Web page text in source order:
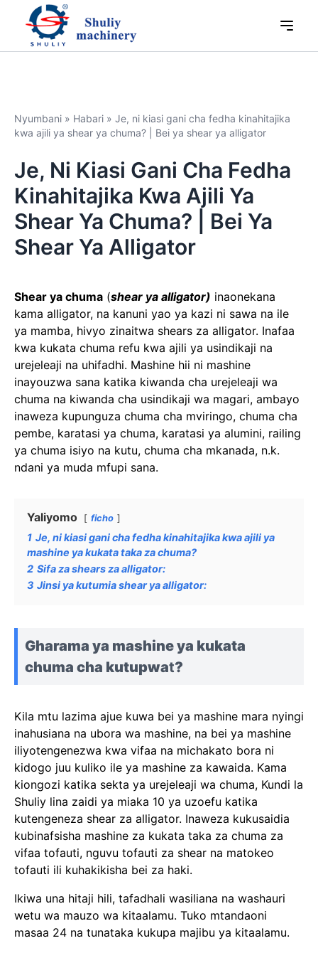
Nyumbani » Habari » Je, ni kiasi gani cha fedha kinahitajika
kwa ajili ya shear ya chuma? | Bei ya shear ya alligator
Je, Ni Kiasi Gani Cha Fedha
Kinahitajika Kwa Ajili Ya
Shear Ya Chuma? | Bei Ya
Shear Ya Alligator
Shear ya chuma (shear ya alligator) inaonekana
kama alligator, na kanuni yao ya kazi ni sawa na ile
ya mamba, hivyo zinaitwa shears za alligator. Inafaa
kwa kukata chuma refu kwa ajili ya usindikaji na
urejeleaji na uhifadhi. Mashine hii ni mashine
inayouzwa sana katika kiwanda cha urejeleaji wa
chuma na kiwanda cha usindikaji wa magari, ambayo
inaweza kupunguza chuma cha mviringo, chuma cha
pembe, karatasi ya chuma, karatasi ya alumini, railing
ya chuma isiyo na kutu, chuma cha mkanada, n.k.
ndani ya muda mfupi sana.
Yaliyomo ficho
1 Je, ni kiasi gani cha fedha kinahitajika kwa ajili ya
mashine ya kukata taka za chuma?
2 Sifa za shears za alligator:
3 Jinsi ya kutumia shear ya alligator:
Gharama ya mashine ya kukata
chuma cha kutupwat?
Kila mtu lazima ajue kuwa bei ya mashine mara nyingi
inahusiana na ubora wa mashine, na bei ya mashine
iliyotengenezwa kwa vifaa na michakato bora ni
kidogo juu kuliko ile ya mashine za kawaida. Kama
kiongozi katika sekta ya urejeleaji wa chuma, Kundi la
Shuliy lina zaidi ya miaka 10 ya uzoefu katika
kutengeneza shear za alligator. Inaweza kukusaidia
kubinafsisha mashine za kukata taka za chuma za
vifaa tofauti, nguvu tofauti za shear na matokeo
tofauti ili kuhakikisha bei za haki.
Ikiwa una hitaji hili, tafadhali wasiliana na washauri
wetu wa mauzo wa kitaalamu. Tuko mtandaoni
masaa 24 na tunataka kukupa majibu ya kitaalamu.